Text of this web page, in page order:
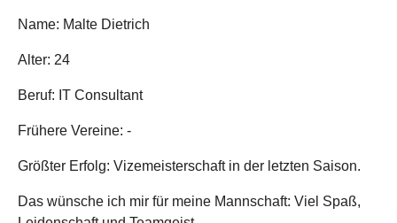
Name: Malte Dietrich
Alter: 24
Beruf: IT Consultant
Frühere Vereine: -
Größter Erfolg: Vizemeisterschaft in der letzten Saison.
Das wünsche ich mir für meine Mannschaft: Viel Spaß,